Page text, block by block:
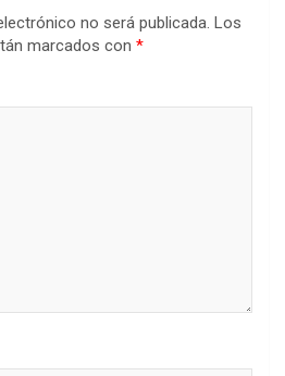
no será publicada. Los
marcados con *